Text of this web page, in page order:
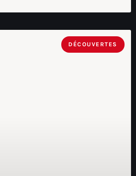
DÉCOUVERTES